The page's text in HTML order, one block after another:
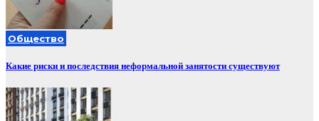
Общество
Какие риски и последствия неформальной занятости существуют